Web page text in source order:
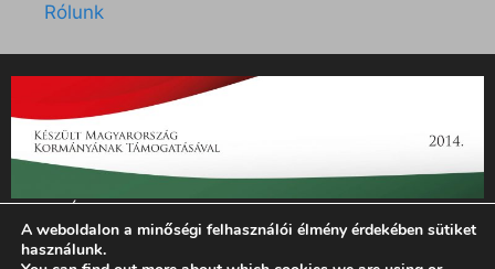
Rólunk
„Az Új Ember katolikus hetilap 2014. évi működésének
támogatását az EGYH-KCP-14-P-0121 sz. támogatási
szerződés keretében 3 000 000 Ft összegben támogatta az
A weboldalon a minőségi felhasználói élmény érdekében sütiket
használunk.